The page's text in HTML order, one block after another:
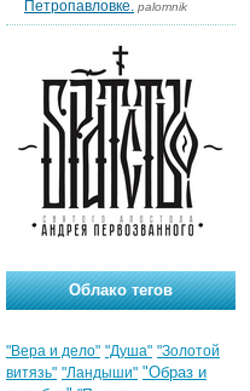
Петропавловке. palomnik
Облако тегов
"Вера и дело" "Душа" "Золотой
витязь" "Ландыши" "Образ и